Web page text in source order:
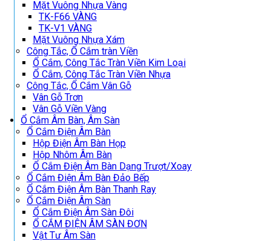
Mặt Vuông Nhựa Vàng
TK-F66 VÀNG
TK-V1 VÀNG
Mặt Vuông Nhựa Xám
Công Tắc, Ổ Cắm tràn Viền
Ổ Cắm, Công Tắc Tràn Viền Kim Loại
Ổ Cắm, Công Tắc Tràn Viền Nhựa
Công Tắc, Ổ Cắm Vân Gỗ
Vân Gỗ Trơn
Vân Gỗ Viền Vàng
Ổ Cắm Âm Bàn, Âm Sàn
Ổ Cắm Điện Âm Bàn
Hộp Điện Âm Bàn Họp
Hộp Nhôm Âm Bàn
Ổ Cắm Điện Âm Bàn Dạng Trượt/Xoay
Ổ Cắm Điện Âm Bàn Đảo Bếp
Ổ Cắm Điện Âm Bàn Thanh Ray
Ổ Cắm Điện Âm Sàn
Ổ Cắm Điện Âm Sàn Đôi
Ổ CẮM ĐIỆN ÂM SÀN ĐƠN
Vật Tư Âm Sàn